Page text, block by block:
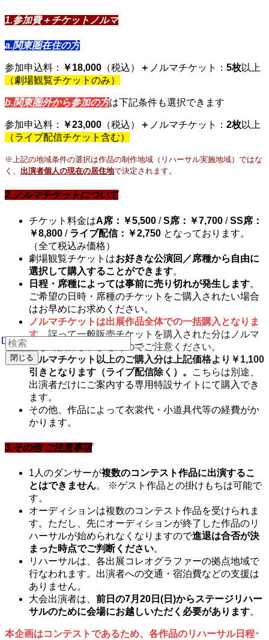
1.参加費＋チケットノルマ
a.関東圏在住の方
参加申込料： ￥18,000 （税込） ＋ ノルマチケット： 5枚以上
（劇場観覧チケットのみ）
b.関東圏外から参加の方は下記条件も選択できます
参加申込料： ￥23,000 （税込） ＋ ノルマチケット： 2枚以上
（ライブ配信チケット含む）
※上記の地域条件の選択は作品の制作地域（リハーサル実施地域）ではな
く、 出演者個人の現在の居住地で決定されます。
2.ノルマチケットについて
チケット料金はA席： ￥5,500 /S席： ￥7,700 / SS席：
￥8,800 / ライブ配信： ￥2,750 となっております。
（全て税込み価格）
劇場観覧チケットはお好きな公演回／席種から自由に
選択して購入することができます。
日程・席種によっては事前に売り切れが発生します。
ご希望の日時・席種のチケットをご購入されたい場合
はお早めにお求めください。
ノルマチケットは出展作品全体での一括購入となりま
す。誤って一般販売チケットを購入された分はノルマ
として換算されませんのでご注意ください。
ノルマチケット以上のご購入分は上記価格より￥1,100
引きとなります（ライブ配信除く）。
こちらは別途、
出演者だけにご案内する専用特設サイトにて購入でき
ます。
その他、作品によって衣裳代・小道具代等の経費がか
かります。
3.その他 ご注意事項
1人のダンサーが複数のコンテスト作品に出演するこ
とはできません。 ※ゲスト作品との掛けもちは可能で
す。
オーディションは複数のコンテスト作品を受けられま
す。ただし、先にオーディションが終了した作品のリ
ハーサルが始められなくなりますので進退は合否が決
まった時点でご判断ください。
リハーサルは、各出展コレオグラファーの拠点地域で
行なわれます。出演者への交通・宿泊費などの支援は
ありません。
大会出演者は、 前日の7月20日(日)からステージリハー
サルのために会場にお越しいただく必要があります。
本企画はコンテストであるため、各作品のリハーサル日程･
閉じる